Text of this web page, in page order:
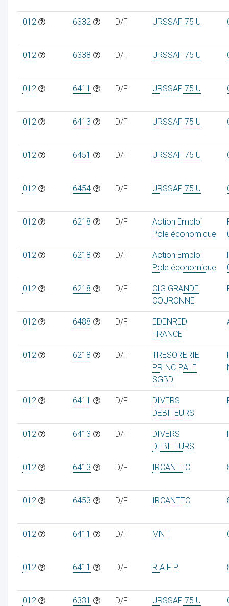
012 6332 D/F URSSAF 75 U
012 6338 D/F URSSAF 75 U
012 6411 D/F URSSAF 75 U
012 6413 D/F URSSAF 75 U
012 6451 D/F URSSAF 75 U
012 6454 D/F URSSAF 75 U
012 6218 D/F
Action Emploi
Pole économique
012 6218 D/F
Action Emploi
Pole économique
012 6218 D/F
CIG GRANDE
COURONNE
012 6488 D/F
EDENRED
FRANCE
012 6218 D/F
TRESORERIE
PRINCIPALE
SGBD
012 6411 D/F
DIVERS
DEBITEURS
012 6413 D/F
DIVERS
DEBITEURS
012 6413 D/F IRCANTEC
012 6453 D/F IRCANTEC
012 6411 D/F MNT
012 6411 D/F R A F P
012 6331 D/F URSSAF 75 U